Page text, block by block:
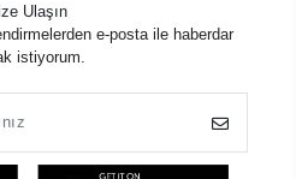
Ulaşın
e-posta ile haberdar
istiyorum.